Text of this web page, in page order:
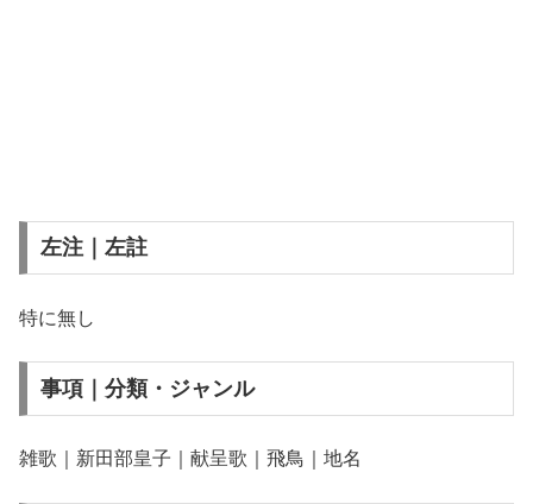
左注｜左註
特に無し
事項｜分類・ジャンル
雑歌｜新田部皇子｜献呈歌｜飛鳥｜地名